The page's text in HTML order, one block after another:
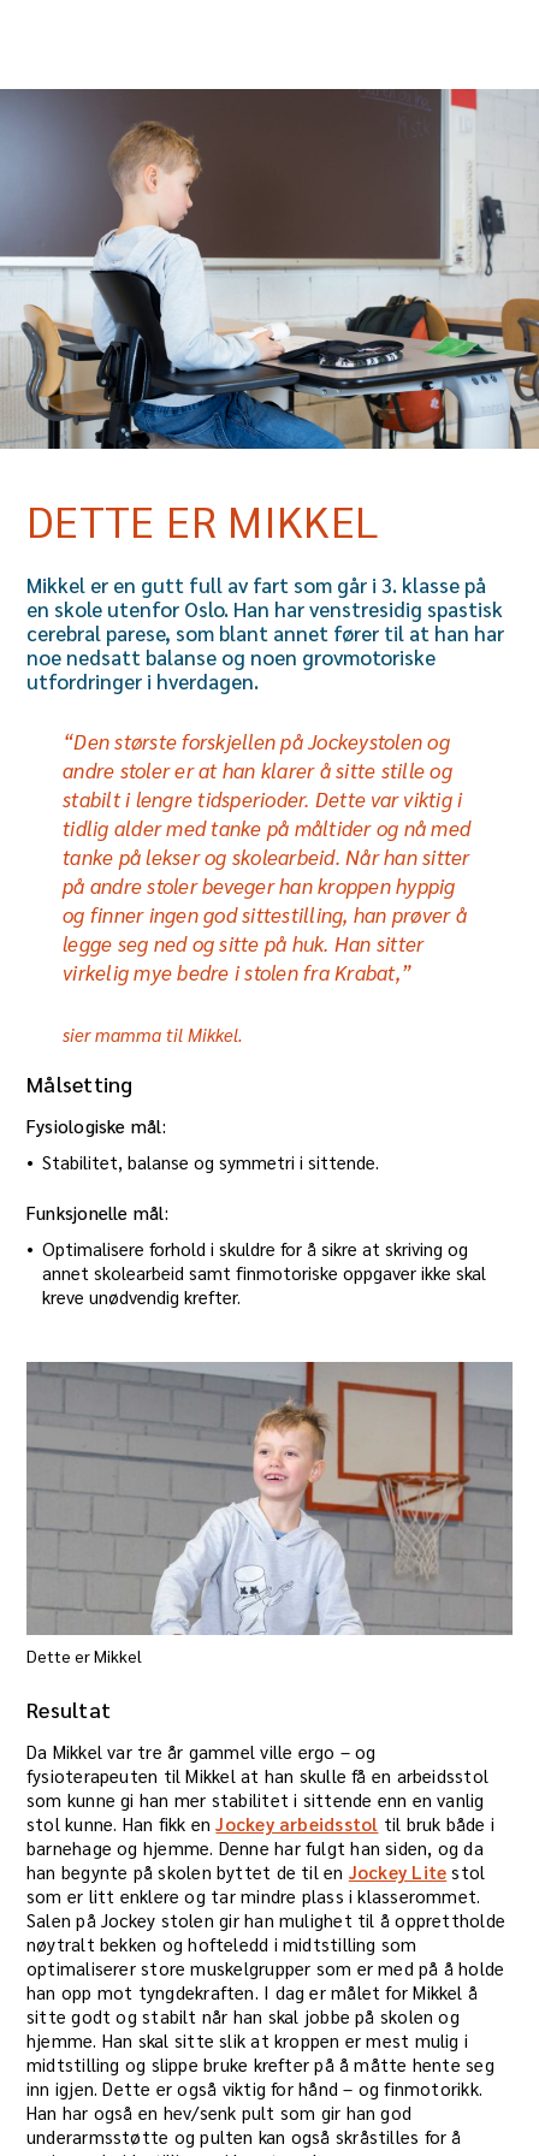
DETTE ER MIKKEL
Mikkel er en gutt full av fart som går i 3. klasse på
en skole utenfor Oslo. Han har venstresidig spastisk
cerebral parese, som blant annet fører til at han har
noe nedsatt balanse og noen grovmotoriske
utfordringer i hverdagen.
“Den største forskjellen på Jockeystolen og
andre stoler er at han klarer å sitte stille og
stabilt i lengre tidsperioder. Dette var viktig i
tidlig alder med tanke på måltider og nå med
tanke på lekser og skolearbeid. Når han sitter
på andre stoler beveger han kroppen hyppig
og finner ingen god sittestilling, han prøver å
legge seg ned og sitte på huk. Han sitter
virkelig mye bedre i stolen fra Krabat,”
sier mamma til Mikkel.
Målsetting
Fysiologiske mål:
Stabilitet, balanse og symmetri i sittende.
Funksjonelle mål:
Optimalisere forhold i skuldre for å sikre at skriving og
annet skolearbeid samt finmotoriske oppgaver ikke skal
kreve unødvendig krefter.
Dette er Mikkel
Resultat
Da Mikkel var tre år gammel ville ergo – og
fysioterapeuten til Mikkel at han skulle få en arbeidsstol
som kunne gi han mer stabilitet i sittende enn en vanlig
stol kunne. Han fikk enJockey arbeidsstol til bruk både i
barnehage og hjemme. Denne har fulgt han siden, og da
han begynte på skolen byttet de til en Jockey Lite stol
som er litt enklere og tar mindre plass i klasserommet.
Salen på Jockey stolen gir han mulighet til å opprettholde
nøytralt bekken og hofteledd i midtstilling som
optimaliserer store muskelgrupper som er med på å holde
han opp mot tyngdekraften. I dag er målet for Mikkel å
sitte godt og stabilt når han skal jobbe på skolen og
hjemme. Han skal sitte slik at kroppen er mest mulig i
midtstilling og slippe bruke krefter på å måtte hente seg
inn igjen. Dette er også viktig for hånd – og finmotorikk.
Han har også en hev/senk pult som gir han god
underarmsstøtte og pulten kan også skråstilles for å